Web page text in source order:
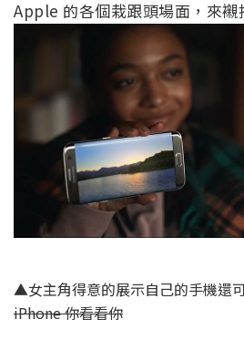
Apple 的各個栽跟頭場面，來襯
▲女主角得意的展示自己的手機還
iPhone 你看看你